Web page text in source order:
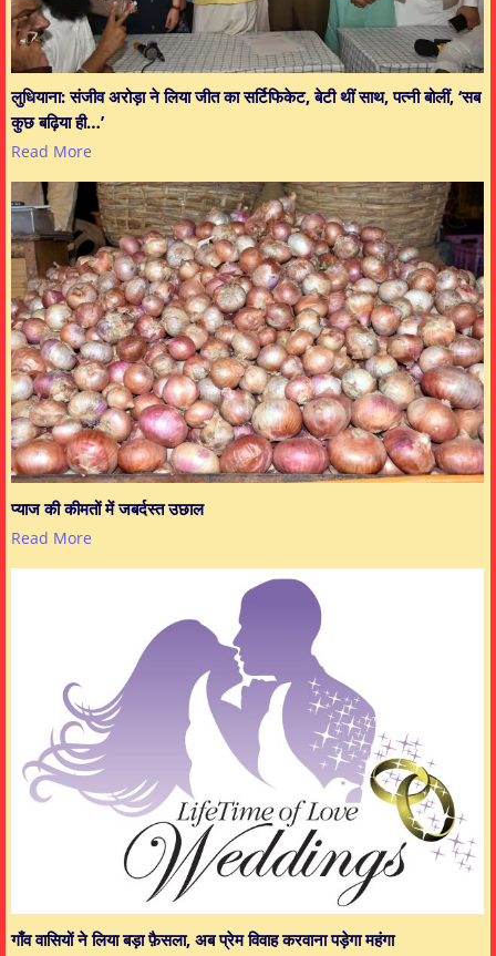
लुधियाना: संजीव अरोड़ा ने लिया जीत का सर्टिफिकेट, बेटी थीं साथ, पत्नी बोलीं, ‘सब
कुछ बढ़िया ही…’
Read More
प्याज की कीमतों में जबर्दस्त उछाल
Read More
गाँव वासियों ने लिया बड़ा फ़ैसला, अब प्रेम विवाह करवाना पड़ेगा महंगा